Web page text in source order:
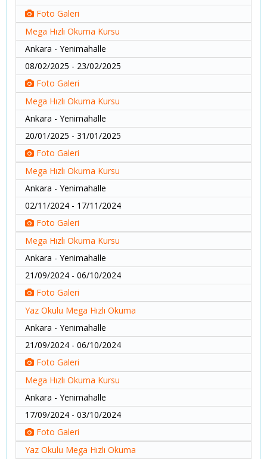
Foto Galeri
Mega Hızlı Okuma Kursu
Ankara - Yenimahalle
08/02/2025 - 23/02/2025
Foto Galeri
Mega Hızlı Okuma Kursu
Ankara - Yenimahalle
20/01/2025 - 31/01/2025
Foto Galeri
Mega Hızlı Okuma Kursu
Ankara - Yenimahalle
02/11/2024 - 17/11/2024
Foto Galeri
Mega Hızlı Okuma Kursu
Ankara - Yenimahalle
21/09/2024 - 06/10/2024
Foto Galeri
Yaz Okulu Mega Hızlı Okuma
Ankara - Yenimahalle
21/09/2024 - 06/10/2024
Foto Galeri
Mega Hızlı Okuma Kursu
Ankara - Yenimahalle
17/09/2024 - 03/10/2024
Foto Galeri
Yaz Okulu Mega Hızlı Okuma